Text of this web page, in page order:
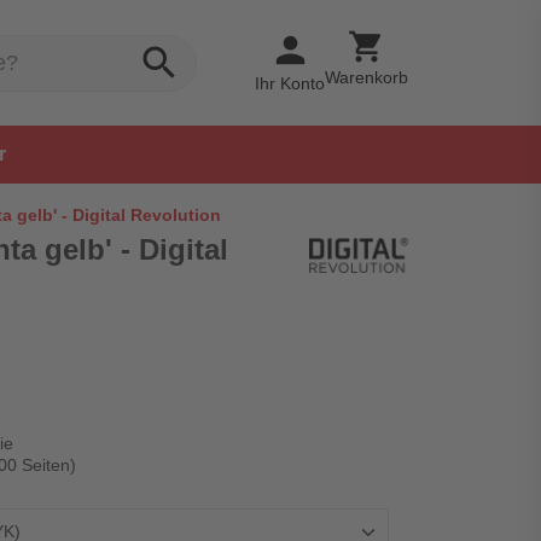
search person
Ihr Konto
shopping_cart
Warenkorb
gelb' - Digital Revolution
gelb' - Digital
Seiten)